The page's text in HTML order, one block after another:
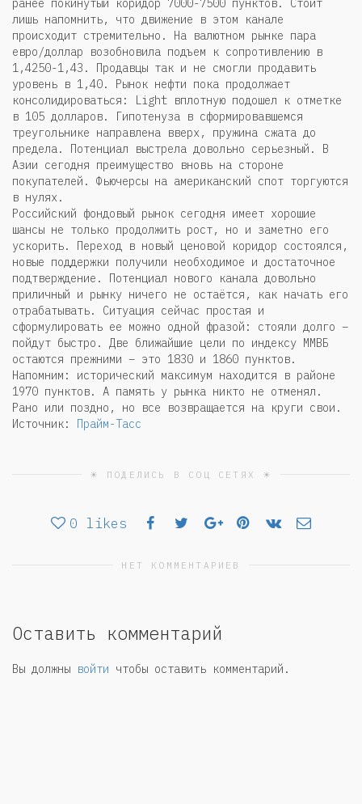
ранее покинутый коридор 7000-7500 пунктов. Стоит
лишь напомнить, что движение в этом канале
происходит стремительно. На валютном рынке пара
евро/доллар возобновила подъем к сопротивлению в
1,4250-1,43. Продавцы так и не смогли продавить
уровень в 1,40. Рынок нефти пока продолжает
консолидироваться: Light вплотную подошел к отметке
в 105 долларов. Гипотенуза в сформировавшемся
треугольнике направлена вверх, пружина сжата до
предела. Потенциал выстрела довольно серьезный. В
Азии сегодня преимущество вновь на стороне
покупателей. Фьючерсы на американский спот торгуются
в нулях.
Российский фондовый рынок сегодня имеет хорошие
шансы не только продолжить рост, но и заметно его
ускорить. Переход в новый ценовой коридор состоялся,
новые поддержки получили необходимое и достаточное
подтверждение. Потенциал нового канала довольно
приличный и рынку ничего не остаётся, как начать его
отрабатывать. Ситуация сейчас простая и
сформулировать ее можно одной фразой: стояли долго –
пойдут быстро. Две ближайшие цели по индексу ММВБ
остаются прежними – это 1830 и 1860 пунктов.
Напомним: исторический максимум находится в районе
1970 пунктов. А память у рынка никто не отменял.
Рано или поздно, но все возвращается на круги свои.
Источник: Прайм-Тасс
☀ ПОДЕЛИСЬ В СОЦ СЕТЯХ ☀
0 likes
НЕТ КОММЕНТАРИЕВ
Оставить комментарий
Вы должны войти чтобы оставить комментарий.